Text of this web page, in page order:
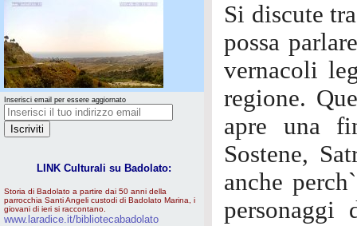
Inserisci email per essere aggiornato
LINK Culturali su Badolato:
Storia di Badolato a partire dai 50 anni della
parrocchia Santi Angeli custodi di Badolato Marina, i
giovani di ieri si raccontano.
www.laradice.it/bibliotecabadolato
Si discute
possa
vernacoli
regione.
apre una
Sostene,
anche
personaggi